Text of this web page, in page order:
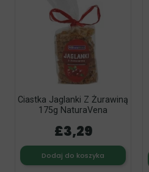
Ciastka Jaglanki Z Żurawiną
175g NaturaVena
£3,29
Dodaj do koszyka